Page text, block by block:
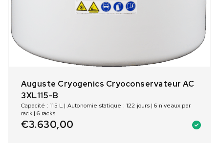
Auguste Cryogenics Cryoconservateur AC
3XL115-B
Capacité : 115 L | Autonomie statique : 122 jours | 6 niveaux par
rack | 6 racks
€3.630,00